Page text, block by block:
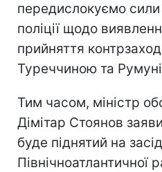
передислокуємо
поліції щодо
прийняття
Туреччиною та
Тим часом, міністр
Дімітар Стоянов
буде піднятий на
Північноатлантичної